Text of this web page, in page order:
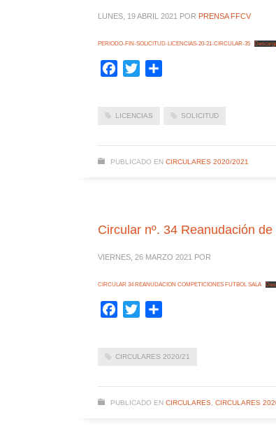
LUNES, 19 ABRIL 2021 POR PRENSA FFCV
PERIODO-FIN-SOLICITUD-LICENCIAS-20-21-CIRCULAR-35
Facebook
Twitter
LICENCIAS SOLICITUD
PUBLICADO EN CIRCULARES 2020/2021
Circular nº. 34 Reanudación
VIERNES, 26 MARZO 2021 POR
CIRCULAR 34 REANUDACION COMPETICIONES FUTBOL SALA
Facebook
Twitter
CIRCULARES 2020/21
PUBLICADO EN CIRCULARES, CIRCULARES